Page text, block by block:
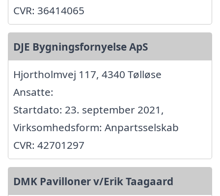
CVR: 36414065
DJE Bygningsfornyelse ApS
Hjortholmvej 117, 4340 Tølløse
Ansatte:
Startdato: 23. september 2021,
Virksomhedsform: Anpartsselskab
CVR: 42701297
DMK Pavilloner v/Erik Taagaard